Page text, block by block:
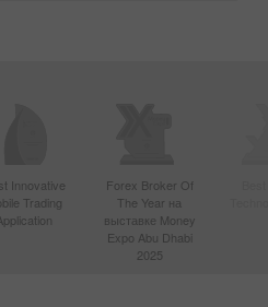
Innovative
Trading
Forex Broker Of
The Year на
выставке Money
Expo Abu Dhabi
2025